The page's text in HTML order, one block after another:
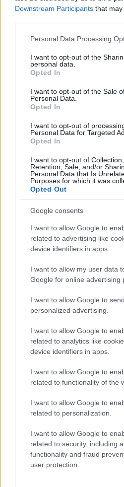
Downstream Participants that
Please note that this website/app
not limited to your visit or usage
grant or deny consent to Google
use your data for below specified
consent section.
Personal Data Processing
I want to opt-out of the
personal data.
Opted In
I want to opt-out of the Sale
Personal Data.
Opted In
I want to opt-out of
Personal Data for Targeted
Opted In
I want to opt-out of Collection,
Retention, Sale, and/or
Personal Data that Is
Purposes for which it was
Opted Out
Google consents
I want to allow Google to
related to advertising like
device identifiers in apps.
I want to allow my user data
Google for online advertising
I want to allow Google to
personalized advertising.
I want to allow Google to
related to analytics like
device identifiers in apps.
I want to allow Google to
related to functionality of the
I want to allow Google to
related to personalization.
I want to allow Google to
related to security, including
functionality and fraud
user protection.
NB II-es klub leplezte le a Vidi
játékosa is Fehérvárra tart
Úgy fest, megvan a Vidi első nyári
számolt be arról, hogy Murka
Megosztás:
Megvan, hová igazolhat az
Törökországban folytatódhat a 21